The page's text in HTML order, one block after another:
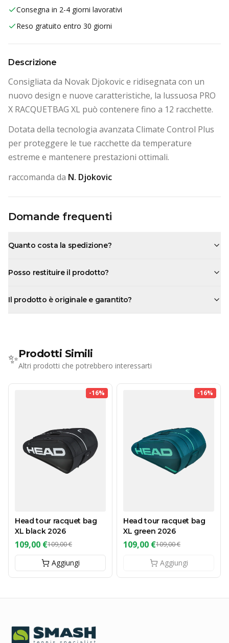
Consegna in 2-4 giorni lavorativi
Reso gratuito entro 30 giorni
Descrizione
Consigliata da Novak Djokovic e ridisegnata con un
nuovo design e nuove caratteristiche, la lussuosa PRO
X RACQUETBAG XL può contenere fino a 12 racchette.
Dotata della tecnologia avanzata Climate Control Plus
per proteggere le tue racchette da temperature
estreme e mantenere prestazioni ottimali.
raccomanda da N. Djokovic
Domande frequenti
Quanto costa la spedizione?
Posso restituire il prodotto?
Il prodotto è originale e garantito?
✨Prodotti Simili
Altri prodotti che potrebbero interessarti
-16%
Head tour racquet bag
XL black 2026
109,00 €109,00 €
Aggiungi
-16%
Head tour racquet bag
XL green 2026
109,00 €109,00 €
Aggiungi